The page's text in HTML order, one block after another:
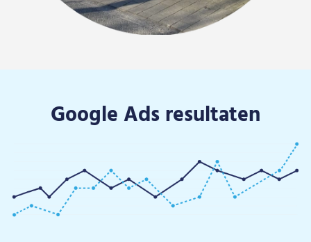
Google Ads resultaten